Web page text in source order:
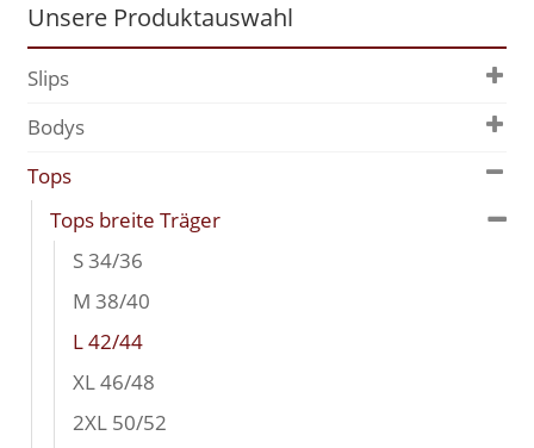
Unsere Produktauswahl
Slips
Bodys
Tops
Tops breite Träger
S 34/36
M 38/40
L 42/44
XL 46/48
2XL 50/52